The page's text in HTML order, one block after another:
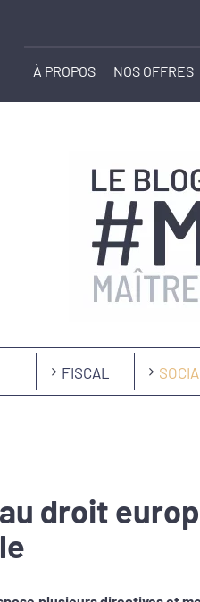
À PROPOS NOS OFFRES
FISCAL
droit